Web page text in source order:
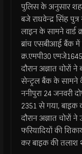
पुलिस के अनुसार
बजे राघवेन्द्र सिंह
लाइन के सामने वार्ड
ब्रांच एसबीआई बैंक
क्र.एमपी30
दौरान अज्ञात चोरों
सेन्ट्रल बैंक के सामने
ननीपुरा 24 जनवरी
2351 से गया, बाइक
दौरान अज्ञात चोरों
फरियादियों की
कर बाइक की तलाश